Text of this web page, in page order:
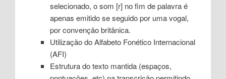
selecionado, o som [r] no fim de palavra é
apenas emitido se seguido por uma vogal,
por convenção britânica.
Utilização do Alfabeto Fonético Internacional
(AFI)
Estrutura do texto mantida (espaços,